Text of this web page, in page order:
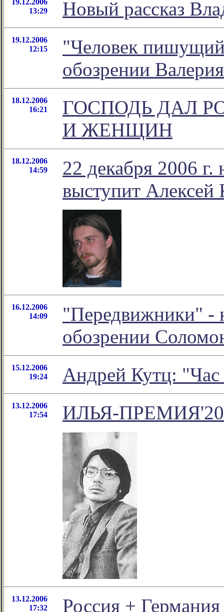
19.12.2006
13:29
Новый рассказ
19.12.2006
12:15
"Человек
обозрении
18.12.2006
16:21
ГОСПОДЬ ДАЛ
И ЖЕНЩИН
18.12.2006
14:59
22 декабря 2006 г.
выступит Алексей
16.12.2006
14:09
"Передвижники" -
обозрении
15.12.2006
19:24
Андрей Кутц:
13.12.2006
17:54
ИЛЬЯ-
13.12.2006
17:32
Россия +